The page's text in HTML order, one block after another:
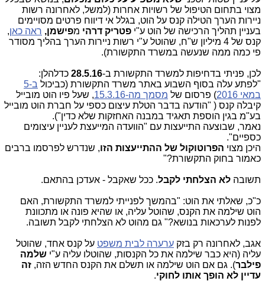
מצוי בתחום הטיפול של רשויות אחרות (למשל, לאחרונה רשות
ניירות הערך הטילה קנס על הוט, בגלל אי דיווח פרטים מסויימים
בעניין תהליך הרכישה של הוט ע"י פטריק דרהי מפישמן, ראה כאן,
קנס של 4 מיליון ש"ח, שהוטל ע"י רשות ניירות הערך בהליך מסודר
פי כמה ממה שנעשה במשרד התקשורת).
לכן, פניתי בדחיפות למשרד התקשורת ב-28.5.16 כדלהלן:
"לפתע עלה בסוף השבוע באתר משרד התקשורת (כביכול
ב-5
במאי 2016
) פרסום של מסמך מה-15.3.16
, שעל פיו הוט מובייל
קיבלה קנס ) "הודעה בדבר ‏הטלת עיצום כספי על חברת‏ הוט מובייל
בע"מ בגין‏ הוספת ‏תאגיד ‏במבנה ‏האחזקות ‏שלא ‏כדין").
נאמר, שבוצעה התייעצות עם "הוועדה המייעצת לעניין עיצומים
כספיים".
היכן מצוי הפרוטוקול של ההתייעצות הזו, שנדרש לפרסמו ברבים
כאמור בחוק התקשורת?"
תשובה לא הצלחתי לקבל. ככל שאקבל - אעדכן בהתאם.
כ"כ, שאלתי את הוט: "בהמשך לפנייתי למשרד התקשורת, האם
הוט שילמה את הקנס, שהוטל עליה, או שהיא פונה או מתכוונת
לפנות לערכאות בנושא?" גם מהוט לא הצלחתי לקבל תשובה.
אגב, לאחרונה רק בזק ערערה לבית משפט על קנס אחד, שהוטל
עליה (היא כבר שילמה את כל הקנסות, שהוטלו עליה ע"י שלמה
פילבר). גם אם הוט שילמה או תשלם את הקנס החדש הזה, זה
עדיין לא הופך אותו לחוקי.